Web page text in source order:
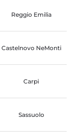
Reggio Emilia
Castelnovo NeMonti
Carpi
Sassuolo